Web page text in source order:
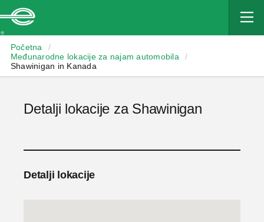
Početna
/
Međunarodne lokacije za najam automobila
/
Shawinigan in Kanada
Detalji lokacije za Shawinigan
Detalji lokacije